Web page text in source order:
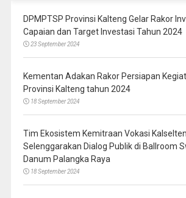
DPMPTSP Provinsi Kalteng Gelar Rakor
Capaian dan Target Investasi Tahun 2024
23 September 2024
Kementan Adakan Rakor Persiapan
Provinsi Kalteng tahun 2024
18 September 2024
Tim Ekosistem Kemitraan Vokasi
Selenggarakan Dialog Publik di Ballroom
Danum Palangka Raya
18 September 2024